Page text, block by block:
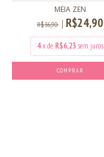
MEIA ZEN
R$36,90 R$24,90
4 x de R$6,23 sem juros
COMPRAR